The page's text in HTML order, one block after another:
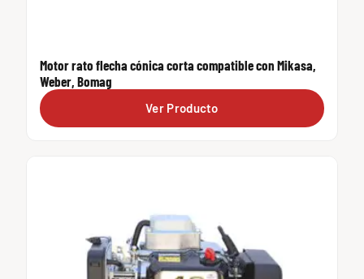
Motor rato flecha cónica corta compatible con Mikasa,
Weber, Bomag
Ver Producto